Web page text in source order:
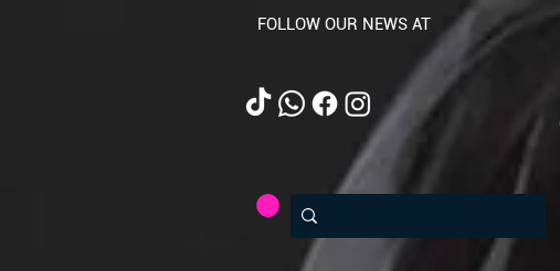
FOLLOW OUR NEWS AT